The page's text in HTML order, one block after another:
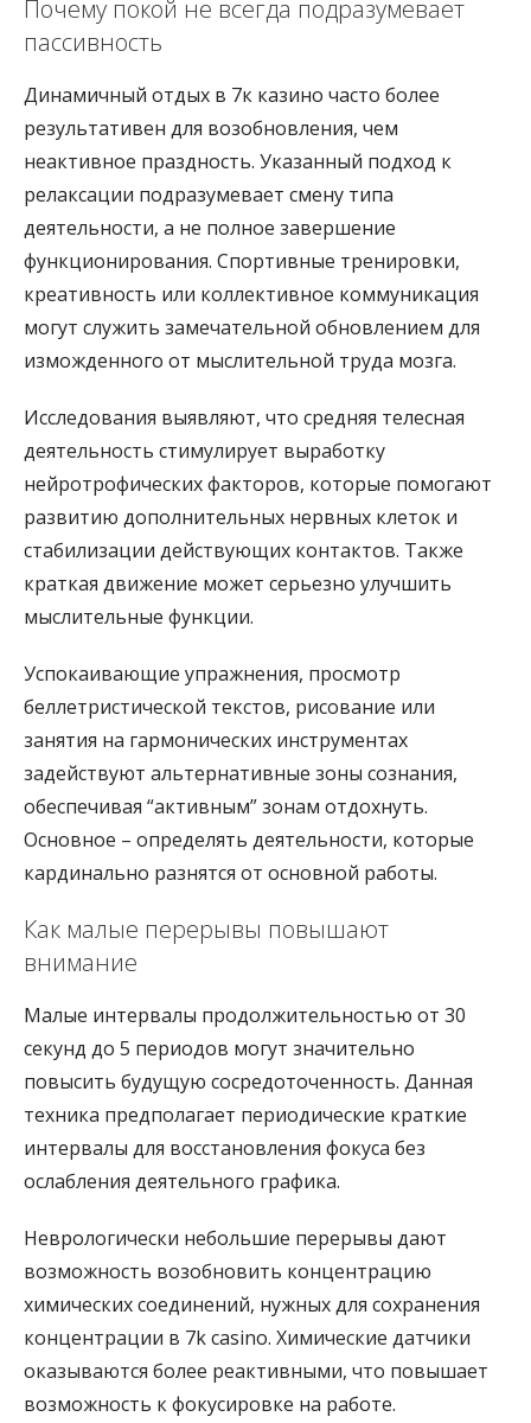
Почему покой не всегда подразумевает
пассивность
Динамичный отдых в 7к казино часто более
результативен для возобновления, чем
неактивное праздность. Указанный подход к
релаксации подразумевает смену типа
деятельности, а не полное завершение
функционирования. Спортивные тренировки,
креативность или коллективное коммуникация
могут служить замечательной обновлением для
изможденного от мыслительной труда мозга.
Исследования выявляют, что средняя телесная
деятельность стимулирует выработку
нейротрофических факторов, которые помогают
развитию дополнительных нервных клеток и
стабилизации действующих контактов. Также
краткая движение может серьезно улучшить
мыслительные функции.
Успокаивающие упражнения, просмотр
беллетристической текстов, рисование или
занятия на гармонических инструментах
задействуют альтернативные зоны сознания,
обеспечивая “активным” зонам отдохнуть.
Основное – определять деятельности, которые
кардинально разнятся от основной работы.
Как малые перерывы повышают
внимание
Малые интервалы продолжительностью от 30
секунд до 5 периодов могут значительно
повысить будущую сосредоточенность. Данная
техника предполагает периодические краткие
интервалы для восстановления фокуса без
ослабления деятельного графика.
Неврологически небольшие перерывы дают
возможность возобновить концентрацию
химических соединений, нужных для сохранения
концентрации в 7k casino. Химические датчики
оказываются более реактивными, что повышает
возможность к фокусировке на работе.